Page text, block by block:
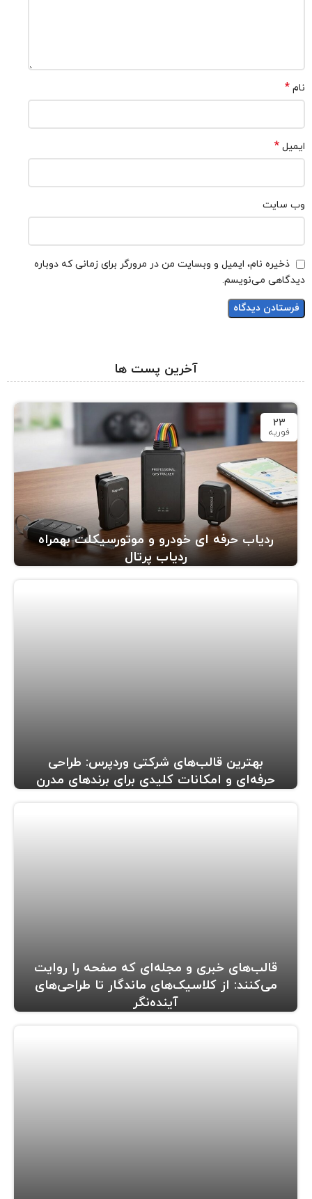
نام *
ایمیل *
وب‌ سایت
ذخیره نام، ایمیل و وبسایت من در مرورگر برای زمانی که دوباره
دیدگاهی می‌نویسم.
آخرین پست ها
23
فوریه
ردیاب حرفه ای خودرو و موتورسیکلت بهمراه
ردیاب پرتال
بهترین قالب‌های شرکتی وردپرس: طراحی
حرفه‌ای و امکانات کلیدی برای برندهای مدرن
قالب‌های خبری و مجله‌ای که صفحه را روایت
می‌کنند: از کلاسیک‌های ماندگار تا طراحی‌های
آینده‌نگر